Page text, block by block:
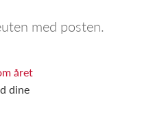
med posten.
året
dine